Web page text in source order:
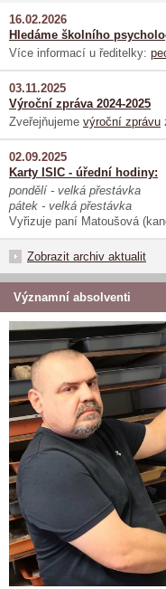
16.02.2026
Hledáme školního
Více informací u ředitelky:
03.11.2025
Výroční zpráva 2024-2025
Zveřejňujeme výroční zprávu
02.09.2025
Karty ISIC - úřední hodiny:
pondělí - velká přestávka
pátek - velká přestávka
Vyřizuje paní Matoušová
Zobrazit archiv aktualit
Významní absolventi